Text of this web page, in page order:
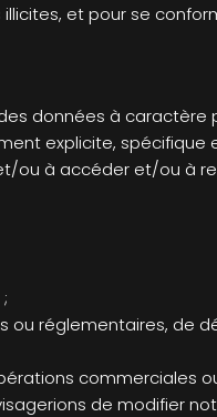
et pour se
données à caractère
explicite,
ou à accéder et/ou à
réglementaires, de
commerciales
de modifier